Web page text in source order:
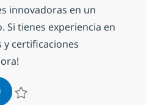
innovadoras en un
Si tienes experiencia en
y certificaciones
Project Leader para Salesforce